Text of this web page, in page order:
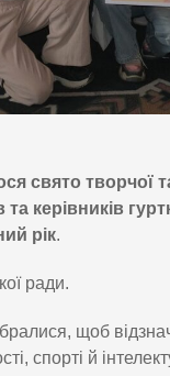
свято
керівників
рік.
ради.
щоб
спорті й